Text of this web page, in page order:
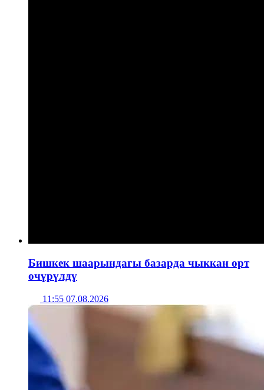
Бишкек шаарындагы базарда чыккан өрт
өчүрүлдү
11:55 07.08.2026